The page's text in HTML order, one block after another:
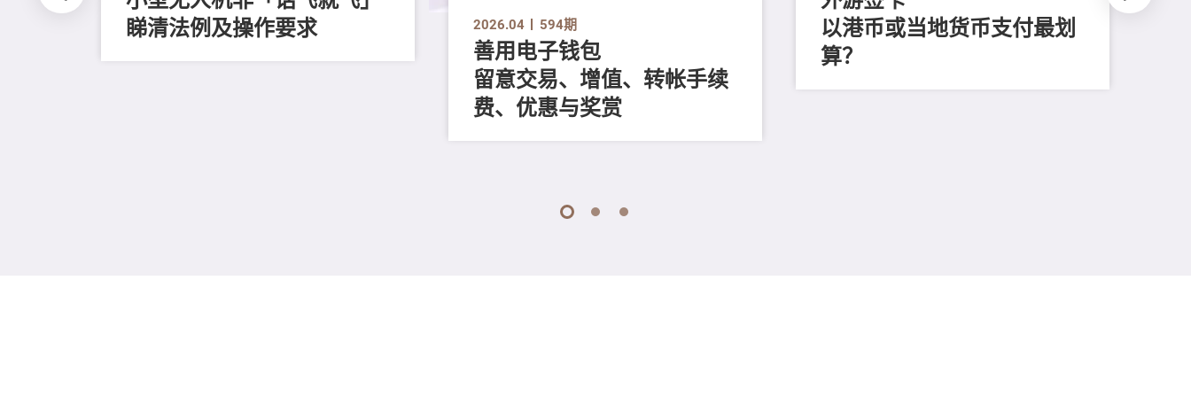
睇清法例及操作要求
2026.04 594期
善用电子钱包
留意交易、增值、转帐手续
费、优惠与奖赏
以港币或当地货币支付最划
算？
1 2 3